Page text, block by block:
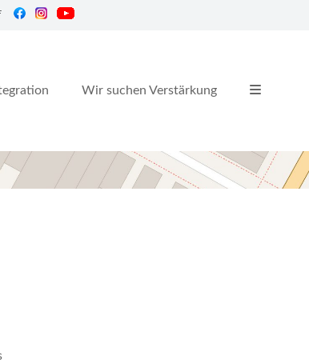
Wir suchen Verstärkung